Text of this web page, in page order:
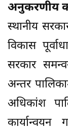
अनुकरणीय
स्थानीय
विकास
सरकार
अन्तर
अधिकांश